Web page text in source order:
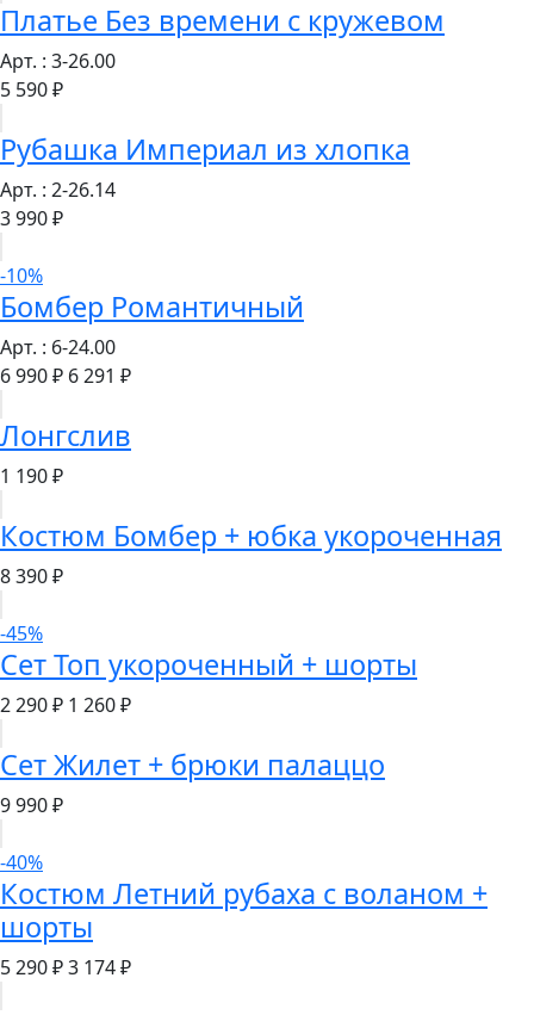
Платье Без времени с кружевом
Арт. : 3-26.00
5 590 ₽
Рубашка Империал из хлопка
Арт. : 2-26.14
3 990 ₽
-10%
Бомбер Романтичный
Арт. : 6-24.00
6 990 ₽ 6 291 ₽
Лонгслив
1 190 ₽
Костюм Бомбер + юбка укороченная
8 390 ₽
-45%
Сет Топ укороченный + шорты
2 290 ₽ 1 260 ₽
Сет Жилет + брюки палаццо
9 990 ₽
-40%
Костюм Летний рубаха с воланом +
шорты
5 290 ₽3 174 ₽